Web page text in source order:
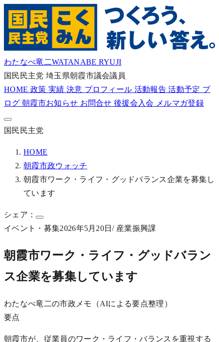
わたなべ竜二WATANABE RYUJI
国民民主党 埼玉県朝霞市議会議員
HOME 政策 実績 決意 プロフィール 活動報告活動予定 ブ
ログ 朝霞市お知らせ お問合せ後援会入会 メルマガ登録
国民民主党
HOME
朝霞市政ウォッチ
朝霞市ワーク・ライフ・グッドバランス企業を募集し
ています
シェア：
イベント・募集2026年5月20日/ 産業振興課
朝霞市ワーク・ライフ・グッドバラン
ス企業を募集しています
わたなべ竜二の市政メモ（AIによる要点整理）
要点
朝霞市が、従業員のワーク・ライフ・バランスを重視する